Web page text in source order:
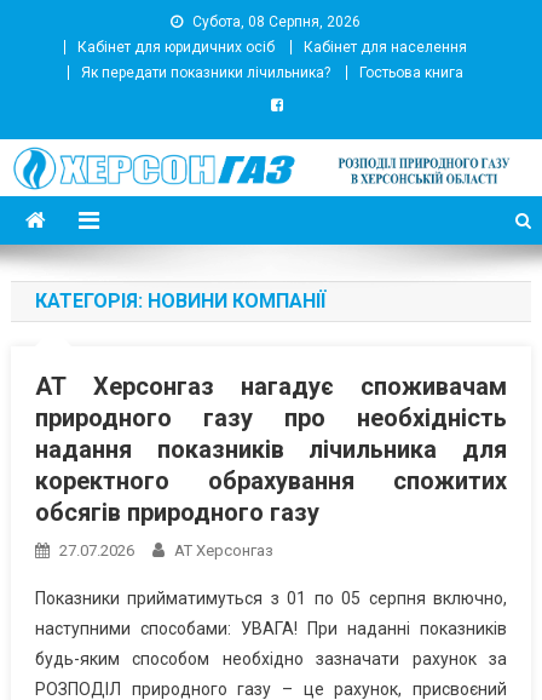
Субота, 08 Серпня, 2026
Кабінет для юридичних осіб
Кабінет для населення
Як передати показники лічильника?
Гостьова книга
АТ Херсонгаз
Підприємство з розподілу природного газу
КАТЕГОРІЯ: НОВИНИ КОМПАНІЇ
АТ Херсонгаз нагадує споживачам
природного газу про необхідність
надання показників лічильника для
коректного обрахування спожитих
обсягів природного газу
27.07.2026 АТ Херсонгаз
Показники прийматимуться з 01 по 05 серпня включно,
наступними способами: УВАГА! При наданні показників
будь-яким способом необхідно зазначати рахунок за
РОЗПОДІЛ природного газу – це рахунок, присвоєний